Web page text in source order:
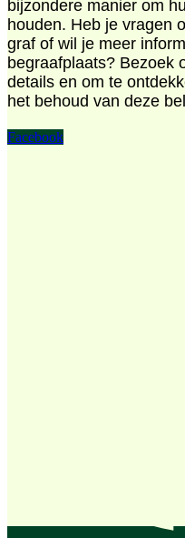
bijzondere manier om
houden. Heb je vragen
graf of wil je meer
begraafplaats? Bezoek
details en om te
het behoud van deze
Facebook